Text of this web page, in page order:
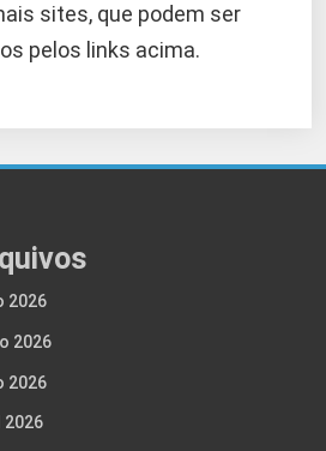
sites, que podem ser
pelos links acima.
2026
2026
2026
2026